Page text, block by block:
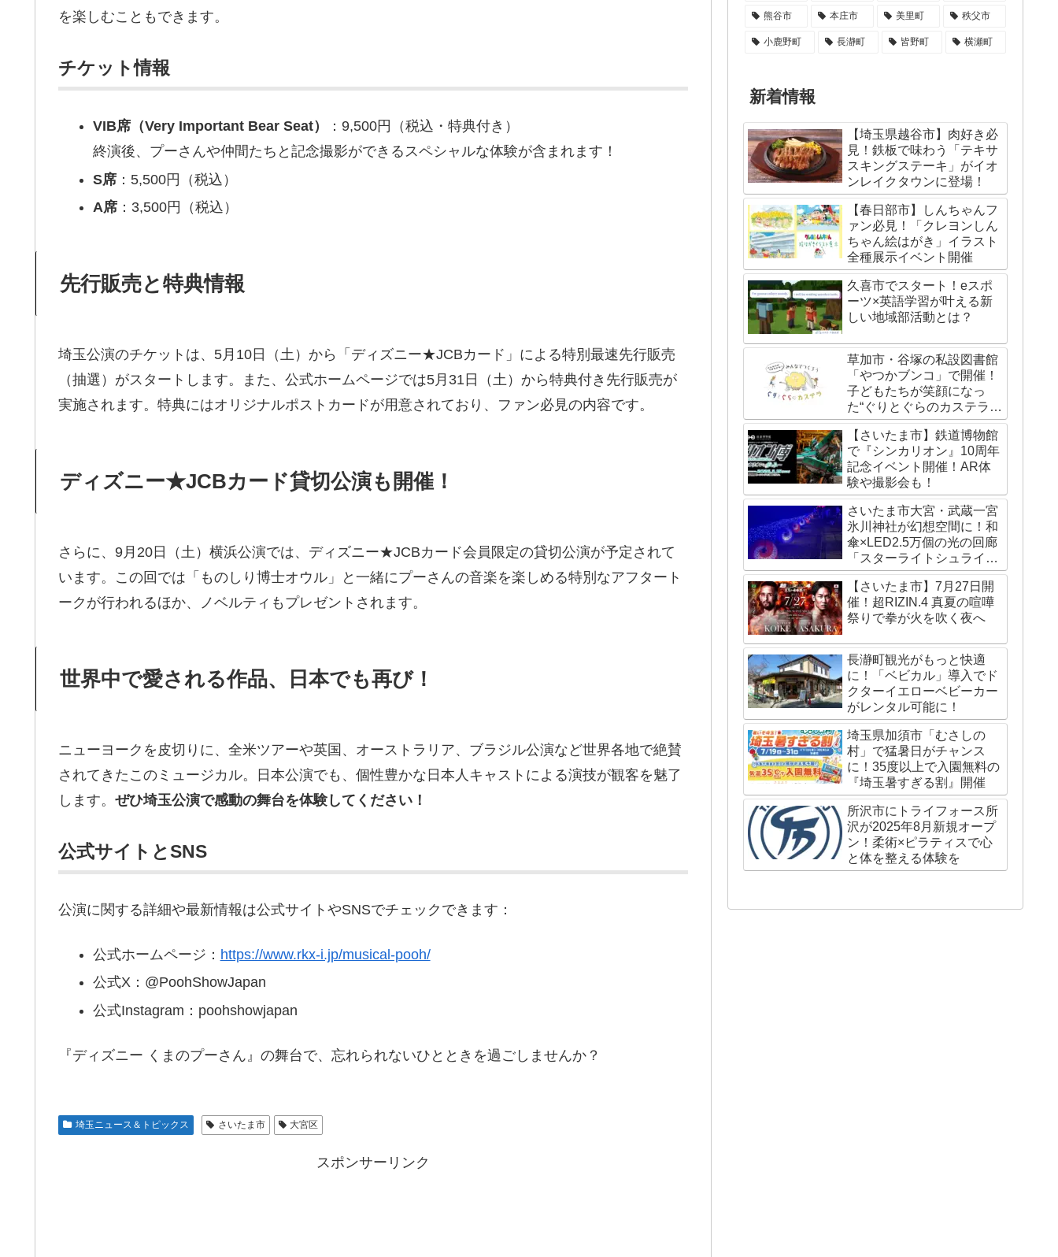
を楽しむこともできます。
チケット情報
VIB席（Very Important Bear Seat）
：9,500円（税込・特典付き）
終演後、プーさんや仲間たちと記念撮影ができるスペシャルな体験が含まれます！
S席：5,500円（税込）
A席：3,500円（税込）
先行販売と特典情報
埼玉公演のチケットは、5月10日（土）から「ディズニー★JCBカード」による特別最速先行販売
（抽選）がスタートします。また、公式ホームページでは5月31日（土）から特典付き先行販売が
実施されます。特典にはオリジナルポストカードが用意されており、ファン必見の内容です。
ディズニー★JCBカード貸切公演も開催！
さらに、9月20日（土）横浜公演では、ディズニー★JCBカード会員限定の貸切公演が予定されて
います。この回では「ものしり博士オウル」と一緒にプーさんの音楽を楽しめる特別なアフタート
ークが行われるほか、ノベルティもプレゼントされます。
世界中で愛される作品、日本でも再び！
ニューヨークを皮切りに、全米ツアーや英国、オーストラリア、ブラジル公演など世界各地で絶賛
されてきたこのミュージカル。日本公演でも、個性豊かな日本人キャストによる演技が観客を魅了
します。 ぜひ埼玉公演で感動の舞台を体験してください！
公式サイトとSNS
公演に関する詳細や最新情報は公式サイトやSNSでチェックできます：
公式ホームページ： https://www.rkx-i.jp/musical-pooh/
公式X：@PoohShowJapan
公式Instagram：poohshowjapan
『ディズニー くまのプーさん』の舞台で、忘れられないひとときを過ごしませんか？
埼玉ニュース＆トピックス さいたま市 大宮区
スポンサーリンク
熊谷市 本庄市 美里町 秩父市
小鹿野町 長瀞町 皆野町 横瀬町
新着情報
【埼玉県越谷市】肉好き必
見！鉄板で味わう「テキサ
スキングステーキ」がイオ
ンレイクタウンに登場！
【春日部市】しんちゃんフ
ァン必見！「クレヨンしん
ちゃん絵はがき」イラスト
全種展示イベント開催
久喜市でスタート！eスポ
ーツ×英語学習が叶える新
しい地域部活動とは？
草加市・谷塚の私設図書館
「やつかブンコ」で開催！
子どもたちが笑顔になっ
た“ぐりとぐらのカステライ
ベント”レポート
【さいたま市】鉄道博物館
で『シンカリオン』10周年
記念イベント開催！AR体
験や撮影会も！
さいたま市大宮・武蔵一宮
氷川神社が幻想空間に！和
傘×LED2.5万個の光の回廊
「スターライトシュライ
ン」が国内外で話題
【さいたま市】7月27日開
催！超RIZIN.4 真夏の喧嘩
祭りで拳が火を吹く夜へ
長瀞町観光がもっと快適
に！「ベビカル」導入でド
クターイエローベビーカー
がレンタル可能に！
埼玉県加須市「むさしの
村」で猛暑日がチャンス
に！35度以上で入園無料の
『埼玉暑すぎる割』開催
所沢市にトライフォース所
沢が2025年8月新規オープ
ン！柔術×ピラティスで心
と体を整える体験を